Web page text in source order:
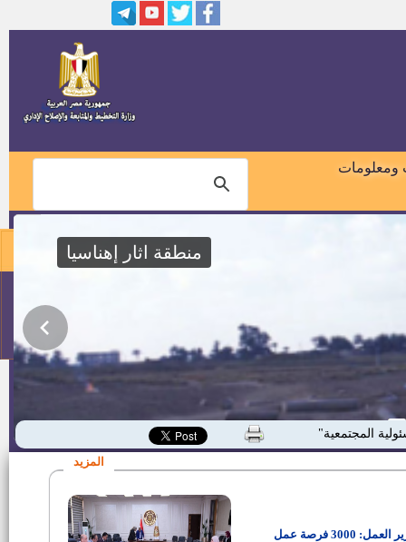
01018460099
ومعلومات
منطقة اثار إهناسيا
المجتمعية"
المزيد
وزير العمل: 3000 فرصة عمل
20 وظيفة واعظ في مجال تحقيق
التراث بالأزهر الشريف
مواعيد اختبارات الازهر الشريف
وظائف بوزارة الانتاج الحربي
كاتب رابع
وظائف في بنك مصر
وظائف بوزارة النقل لمختلف
المؤهلات
المحافظة